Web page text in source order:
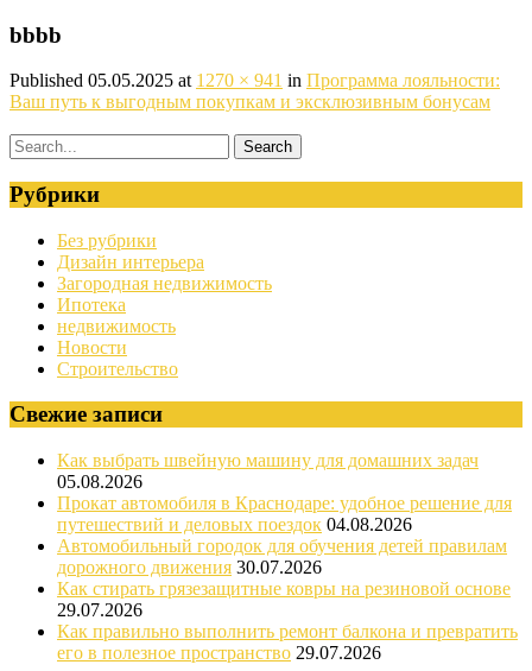
bbbb
Published 05.05.2025 at 1270 × 941 in Программа лояльности:
Ваш путь к выгодным покупкам и эксклюзивным бонусам
Рубрики
Без рубрики
Дизайн интерьера
Загородная недвижимость
Ипотека
недвижимость
Новости
Строительство
Свежие записи
Как выбрать швейную машину для домашних задач
05.08.2026
Прокат автомобиля в Краснодаре: удобное решение для
путешествий и деловых поездок 04.08.2026
Автомобильный городок для обучения детей правилам
дорожного движения 30.07.2026
Как стирать грязезащитные ковры на резиновой основе
29.07.2026
Как правильно выполнить ремонт балкона и превратить
его в полезное пространство 29.07.2026